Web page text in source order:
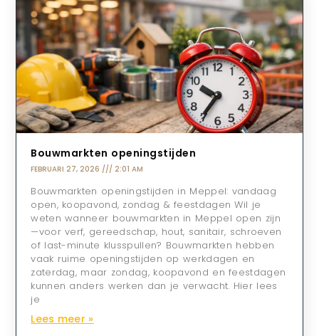
Bouwmarkten openingstijden
FEBRUARI 27, 2026 2:01 AM
Bouwmarkten openingstijden in Meppel: vandaag
open, koopavond, zondag & feestdagen Wil je
weten wanneer bouwmarkten in Meppel open zijn
—voor verf, gereedschap, hout, sanitair, schroeven
of last-minute klusspullen? Bouwmarkten hebben
vaak ruime openingstijden op werkdagen en
zaterdag, maar zondag, koopavond en feestdagen
kunnen anders werken dan je verwacht. Hier lees
je
Lees meer »